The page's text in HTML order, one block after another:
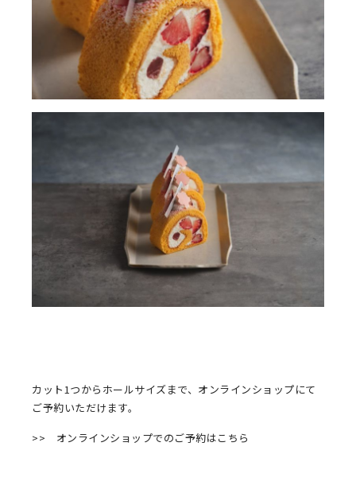
カット1つからホールサイズまで、オンラインショップにて
ご予約いただけます。
>> オンラインショップでのご予約はこちら